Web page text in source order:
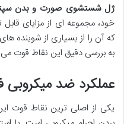
ژل شستشوی صورت و بدن
خود، مجموعه ای از مزایای قابل
که آن را از بسیاری از شوینده
به بررسی دقیق این نقاط قوت می
عملکرد ضد میکروبی
یکی از اصلی ترین نقاط قوت